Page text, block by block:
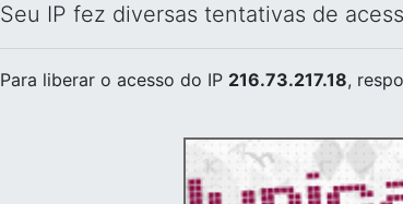
Seu IP fez diversas tentativas de
Para liberar o acesso do IP 216.73.217.18,